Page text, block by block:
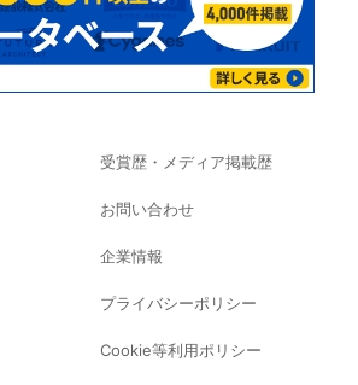
受賞歴・メディア掲載歴
お問い合わせ
企業情報
プライバシーポリシー
Cookie等利用ポリシー